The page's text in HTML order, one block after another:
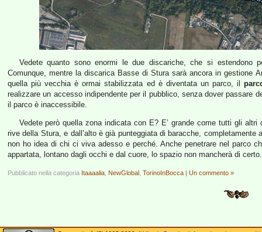
Vedete quanto sono enormi le due discariche, che si estendono
Comunque, mentre la discarica Basse di Stura sarà ancora in gestione
quella più vecchia è ormai stabilizzata ed è diventata un parco, il
realizzare un accesso indipendente per il pubblico, senza dover passare
il parco è inaccessibile.
Vedete però quella zona indicata con E? E’ grande come tutti gli
rive della Stura, e dall’alto è già punteggiata di baracche,
non ho idea di chi ci viva adesso e perché. Anche penetrare nel parco
appartata, lontano dagli occhi e dal cuore, lo spazio non mancherà di certo.
Pubblicato nella categoria Itaaaalia NewGlobal TorinoInBocca | Un commento »